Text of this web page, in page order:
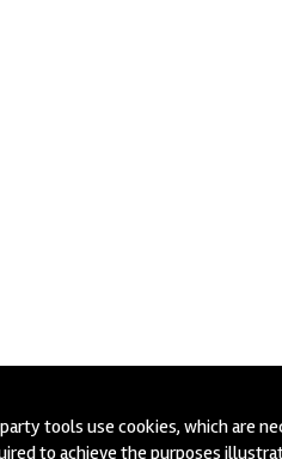
tools use cookies, which are
to achieve the purposes